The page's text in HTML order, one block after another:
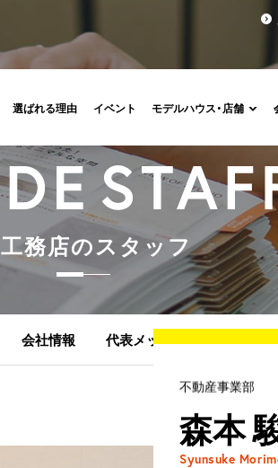
選ばれる理由 イベント モデルハウス・店舗
工務店のスタ ッフ
会社情報 代表メッセージ 顧問紹
不動産事業部
森本
Syunsuke